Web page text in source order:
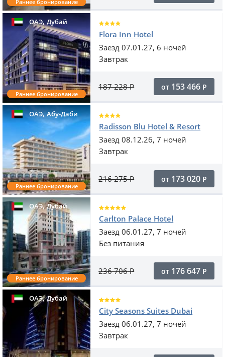
Раннее бронирование
ОАЭ,Дубай
Раннее бронирование
Flora Inn Hotel
Заезд 07.01.27, 6 ночей
Завтрак
187 228Р от 153 466 Р
ОАЭ,Абу-Даби
Раннее бронирование
Radisson Blu Hotel & Resort
Заезд 08.12.26, 7 ночей
Завтрак
216 275Р от 173 020 Р
ОАЭ,Дубай
Раннее бронирование
Carlton Palace Hotel
Заезд 06.01.27, 7 ночей
Без питания
236 706Р от 176 647 Р
ОАЭ,Дубай
City Seasons Suites Dubai
Заезд 06.01.27, 7 ночей
Завтрак